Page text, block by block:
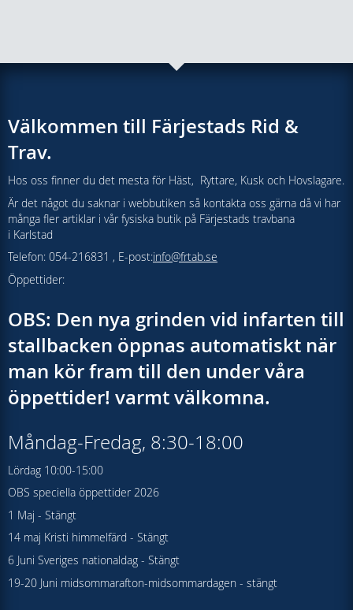
Välkommen till Färjestads Rid &
Trav.
Hos oss finner du det mesta för Häst, Ryttare, Kusk och Hovslagare.
Är det något du saknar i webbutiken så kontakta oss gärna då vi har
många fler artiklar i vår fysiska butik på Färjestads travbana
i Karlstad
Telefon: 054-216831 , E-post:info@frtab.se
Öppettider:
OBS: Den nya grinden vid infarten till
stallbacken öppnas automatiskt när
man kör fram till den under våra
öppettider! varmt välkomna.
Måndag-Fredag, 8:30-18:00
Lördag 10:00-15:00
OBS speciella öppettider 2026
1 Maj - Stängt
14 maj Kristi himmelfärd - Stängt
6 Juni Sveriges nationaldag - Stängt
19-20 Juni midsommarafton-midsommardagen - stängt